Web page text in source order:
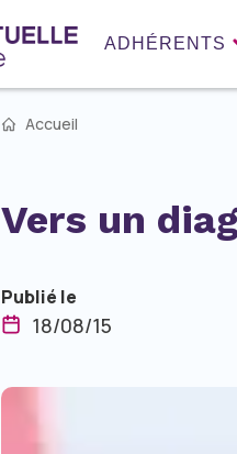
ADHÉRENTS
Accueil
Vers un
Publié le
18/08/15